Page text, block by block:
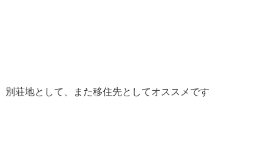
別荘地として、また移住先としてオススメです